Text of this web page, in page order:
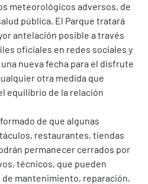
meteorológicos adversos, de
pública. El Parque tratará
antelación posible a través
oficiales en redes sociales y
nueva fecha para el disfrute
otra medida que
equilibrio de la relación
de que algunas
restaurantes, tiendas
permanecer cerrados por
técnicos, que pueden
mantenimiento, reparación,